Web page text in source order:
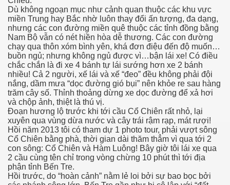
Dù không ngoạn mục như cảnh quan thuộc các khu vực
miền Trung hay Bắc nhờ luôn thay đổi ấn tượng, đa dạng,
nhưng các con đường miền quê thuộc các tỉnh đồng bằng
Nam Bộ vẫn có nét hiền hòa dễ thương. Các con đường
chạy qua thôn xóm bình yên, khá đơn điệu đến độ muốn…
buồn ngủ; nhưng không ngủ được vì…bận lái xe! Có điều
chắc chắn là đi xe 4 bánh tự lái sướng hơn xe 2 bánh
nhiều! Cả 2 người, xế lái và xế “đeo” đều không phải đội
nắng, dầm mưa “dọc đường gió bụi” nên khỏe re sau hàng
trăm cây số. Thỉnh thoảng dừng xe dọc đường để xả hơi
và chộp ảnh, thiệt là thú vị.
Đoạn hương lộ trước khi tới cầu Cổ Chiên rất nhỏ, lại
xuyên qua vùng dừa nước và cây trái rậm rạp, mát rượi!
Hồi năm 2013 tôi có tham dự 1 photo tour, phải vượt sông
Cổ Chiên bằng phà, thời gian dài thăm thẳm vì qua tới 2
con sông: Cổ Chiên và Hàm Luông! Bây giờ tôi lái xe qua
2 cầu cùng tên chỉ trong vòng chừng 10 phút thì tới địa
phận tỉnh Bến Tre.
Hồi trước, do “hoàn cảnh” nằm lẻ loi bởi sự bao bọc bởi
2
3
4
5
6
7
bộ.
8